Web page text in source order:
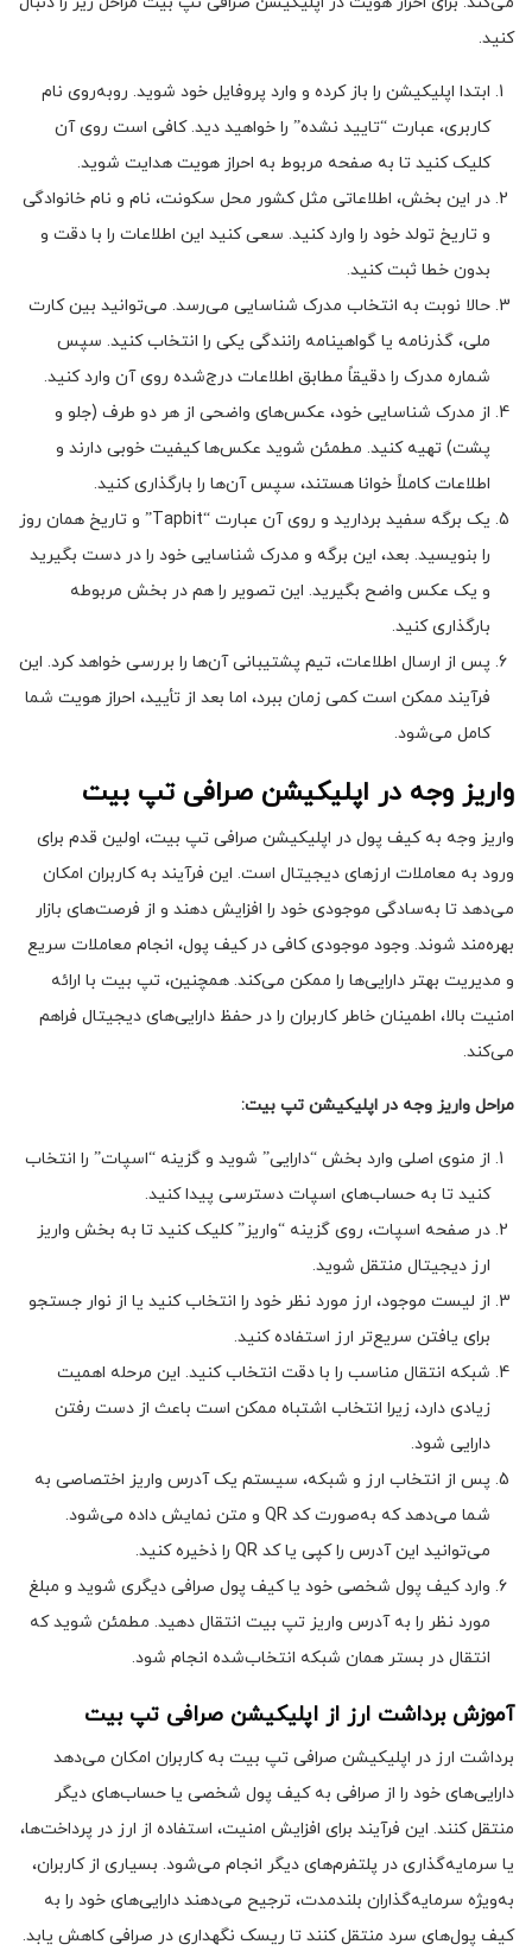
کنید.
ابتدا اپلیکیشن را باز کرده و وارد پروفایل خود شوید. روبه‌روی نام
کاربری، عبارت “تایید نشده” را خواهید دید. کافی است روی آن
کلیک کنید تا به صفحه مربوط به احراز هویت هدایت شوید.
در این بخش، اطلاعاتی مثل کشور محل سکونت، نام و نام خانوادگی
و تاریخ تولد خود را وارد کنید. سعی کنید این اطلاعات را با دقت و
بدون خطا ثبت کنید.
حالا نوبت به انتخاب مدرک شناسایی می‌رسد. می‌توانید بین کارت
ملی، گذرنامه یا گواهینامه رانندگی یکی را انتخاب کنید. سپس
شماره مدرک را دقیقاً مطابق اطلاعات درج‌شده روی آن وارد کنید.
از مدرک شناسایی خود، عکس‌های واضحی از هر دو طرف (جلو و
پشت) تهیه کنید. مطمئن شوید عکس‌ها کیفیت خوبی دارند و
اطلاعات کاملاً خوانا هستند، سپس آن‌ها را بارگذاری کنید.
یک برگه سفید بردارید و روی آن عبارت “Tapbit” و تاریخ همان روز
را بنویسید. بعد، این برگه و مدرک شناسایی خود را در دست بگیرید
و یک عکس واضح بگیرید. این تصویر را هم در بخش مربوطه
بارگذاری کنید.
پس از ارسال اطلاعات، تیم پشتیبانی آن‌ها را بررسی خواهد کرد. این
فرآیند ممکن است کمی زمان ببرد، اما بعد از تأیید، احراز هویت شما
کامل می‌شود.
واریز وجه در اپلیکیشن صرافی تپ بیت
واریز وجه به کیف پول در اپلیکیشن صرافی تپ بیت، اولین قدم برای
ورود به معاملات ارزهای دیجیتال است. این فرآیند به کاربران امکان
می‌دهد تا به‌سادگی موجودی خود را افزایش دهند و از فرصت‌های بازار
بهره‌مند شوند. وجود موجودی کافی در کیف پول، انجام معاملات سریع
و مدیریت بهتر دارایی‌ها را ممکن می‌کند. همچنین، تپ بیت با ارائه
امنیت بالا، اطمینان خاطر کاربران را در حفظ دارایی‌های دیجیتال فراهم
می‌کند.
مراحل واریز وجه در اپلیکیشن تپ بیت:
از منوی اصلی وارد بخش “دارایی” شوید و گزینه “اسپات” را انتخاب
کنید تا به حساب‌های اسپات دسترسی پیدا کنید.
در صفحه اسپات، روی گزینه “واریز” کلیک کنید تا به بخش واریز
ارز دیجیتال منتقل شوید.
از لیست موجود، ارز مورد نظر خود را انتخاب کنید یا از نوار جستجو
برای یافتن سریع‌تر ارز استفاده کنید.
شبکه انتقال مناسب را با دقت انتخاب کنید. این مرحله اهمیت
زیادی دارد، زیرا انتخاب اشتباه ممکن است باعث از دست رفتن
دارایی شود.
پس از انتخاب ارز و شبکه، سیستم یک آدرس واریز اختصاصی به
شما می‌دهد که به‌صورت کد QR و متن نمایش داده می‌شود.
می‌توانید این آدرس را کپی یا کد QR را ذخیره کنید.
وارد کیف پول شخصی خود یا کیف پول صرافی دیگری شوید و مبلغ
مورد نظر را به آدرس واریز تپ بیت انتقال دهید. مطمئن شوید که
انتقال در بستر همان شبکه انتخاب‌شده انجام شود.
آموزش برداشت ارز از اپلیکیشن صرافی تپ بیت
برداشت ارز در اپلیکیشن صرافی تپ بیت به کاربران امکان می‌دهد
دارایی‌های خود را از صرافی به کیف پول شخصی یا حساب‌های دیگر
منتقل کنند. این فرآیند برای افزایش امنیت، استفاده از ارز در پرداخت‌ها،
یا سرمایه‌گذاری در پلتفرم‌های دیگر انجام می‌شود. بسیاری از کاربران،
به‌ویژه سرمایه‌گذاران بلندمدت، ترجیح می‌دهند دارایی‌های خود را به
کیف پول‌های سرد منتقل کنند تا ریسک نگهداری در صرافی کاهش یابد.